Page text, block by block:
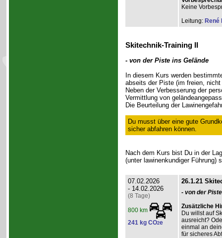
Keine
Leitung: René
Skitechnik-Training II
- von der Piste ins Gelände
In diesem Kurs werden
abseits der Piste (im freien,
Neben der Verbesserung der
Vermittlung von
Die Beurteilung der
Du musst über eine gute
sicher abfahren können.
Nach dem Kurs bist Du in der
(unter lawinenkundiger Führung)
07.02.2026
- 14.02.2026
(8 Tage)
800 km
241 kg CO2e
26.1.21
- von der
Zusätzliche
Du willst auf
ausreicht?
einmal an
für sicheres